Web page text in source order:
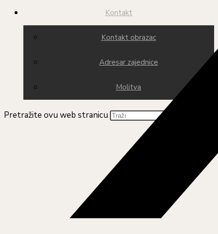
Kontakt
Kontakt obrazac
Adresar zajednice
Molitva
Pretražite ovu web stranicu